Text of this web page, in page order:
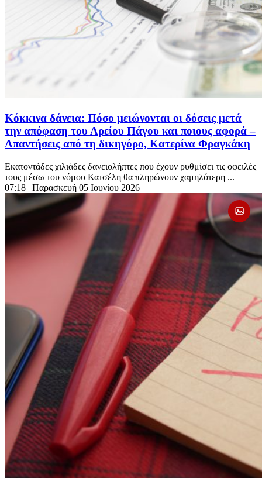
Κόκκινα δάνεια: Πόσο μειώνονται οι δόσεις μετά
την απόφαση του Αρείου Πάγου και ποιους αφορά –
Απαντήσεις από τη δικηγόρο, Κατερίνα Φραγκάκη
Εκατοντάδες χιλιάδες δανειολήπτες που έχουν ρυθμίσει τις οφειλές
τους μέσω του νόμου Κατσέλη θα πληρώνουν χαμηλότερη ...
07:18 | Παρασκευή 05 Ιουνίου 2026